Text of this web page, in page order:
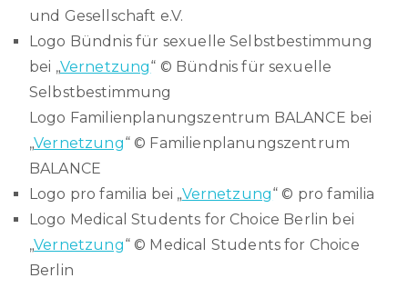
und Gesellschaft e.V.
Logo Bündnis für sexuelle Selbstbestimmung
bei „Vernetzung“ © Bündnis für sexuelle
Selbstbestimmung
Logo Familienplanungszentrum BALANCE bei
„Vernetzung“ © Familienplanungszentrum
BALANCE
Logo pro familia bei „Vernetzung“ © pro familia
Logo Medical Students for Choice Berlin bei
„Vernetzung“ © Medical Students for Choice
Berlin